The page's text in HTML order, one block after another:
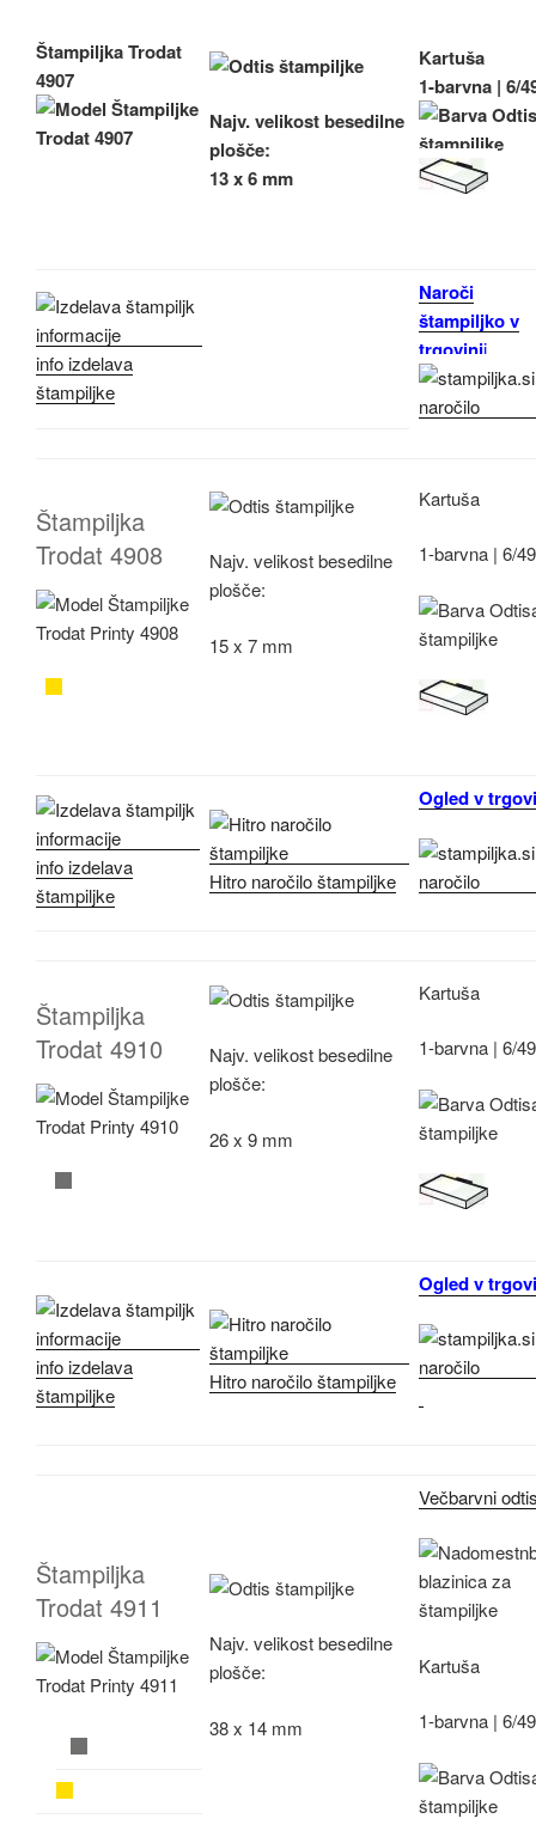
Štampiljka Trodat
4907
Najv.velikost besedilne
plošče:
13 x 6 mm
Kartuša
1-barvna | 6/
info izdelava
štampiljke
Naroči
štampiljko v
trgovinii
Štampiljka
Trodat 4908
Najv. velikost besedilne
plošče:
15 x 7 mm
Kartuša
1-barvna | 6/
info izdelava
štampiljke
Hitro naročilo štampiljke
Ogled v
Štampiljka
Trodat 4910
Najv. velikost besedilne
plošče:
26 x 9 mm
Kartuša
1-barvna | 6/
info izdelava
štampiljke
Hitro naročilo štampiljke
Ogled v
Štampiljka
Trodat 4911
Najv. velikost besedilne
plošče:
38 x 14 mm
Večbarvni
Kartuša
1-barvna | 6/